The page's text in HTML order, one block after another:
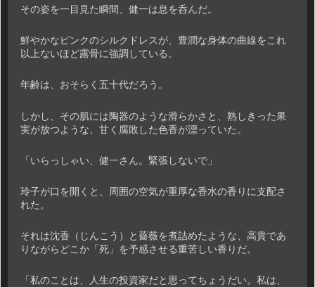
その姿を一目見た瞬間、健一は息を呑んだ。
鮮やかなピンクのシルクドレスが、豊潤な身体の曲線をこれ
以上ないほど露骨に強調している。
年齢は、おそらく五十代だろう。
しかし、その肌には陶器のような滑らかさと、熟しきった果
実が放つような、甘く腐敗した色香が漂っていた。
「いらっしゃい、健一さん。緊張しないで」
玲子が口を開くと、周囲の空気が重厚な香水の香りに支配さ
れた。
それは沈香（じんこう）と薔薇を煮詰めたような、高貴であ
りながらどこか「死」を予感させる重苦しい香りだ。
「私のことは、人生の投資家だと思ってちょうだい。私は、